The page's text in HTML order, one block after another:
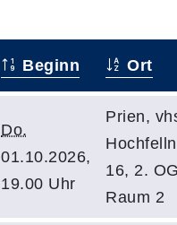
Beginn Ort
Do.
01.10.2026,
19.00 Uhr
Prien,
16, 2.
Raum 2